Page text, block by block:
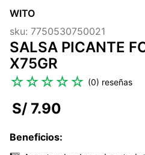
2.
3.
colageno
4.
kefir
5 .
lab nutrition
8.
magnesio
WITO
sku: 7750530750021
SALSA PICANTE
X75GR
☆☆☆☆☆ (0)
S/ 7.90
Beneficios: